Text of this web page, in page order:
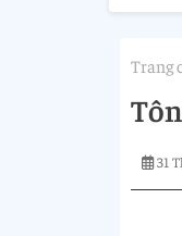
Trang
31